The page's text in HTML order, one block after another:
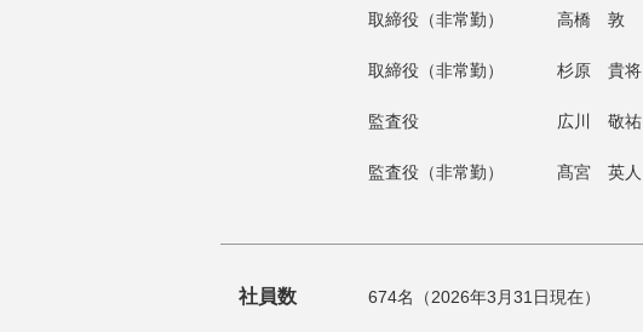
取締役（非常勤） 高橋 敦
取締役（非常勤） 杉原 貴将
監査役 広川 敬祐
監査役（非常勤） 髙宮 英人
社員数 674名（2026年3月31日現在）